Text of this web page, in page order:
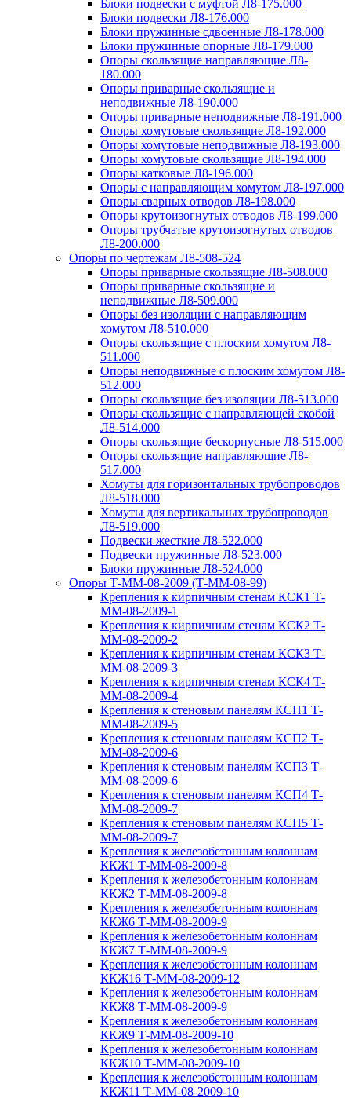
Блоки подвески с муфтой Л8-175.000
Блоки подвески Л8-176.000
Блоки пружинные сдвоенные Л8-178.000
Блоки пружинные опорные Л8-179.000
Опоры скользящие направляющие Л8-
180.000
Опоры приварные скользящие и
неподвижные Л8-190.000
Опоры приварные неподвижные Л8-191.000
Опоры хомутовые скользящие Л8-192.000
Опоры хомутовые неподвижные Л8-193.000
Опоры хомутовые скользящие Л8-194.000
Опоры катковые Л8-196.000
Опоры с направляющим хомутом Л8-197.000
Опоры сварных отводов Л8-198.000
Опоры крутоизогнутых отводов Л8-199.000
Опоры трубчатые крутоизогнутых отводов
Л8-200.000
Опоры по чертежам Л8-508-524
Опоры приварные скользящие Л8-508.000
Опоры приварные скользящие и
неподвижные Л8-509.000
Опоры без изоляции с направляющим
хомутом Л8-510.000
Опоры скользящие с плоским хомутом Л8-
511.000
Опоры неподвижные с плоским хомутом Л8-
512.000
Опоры скользящие без изоляции Л8-513.000
Опоры скользящие с направляющей скобой
Л8-514.000
Опоры скользящие бескорпусные Л8-515.000
Опоры скользящие направляющие Л8-
517.000
Хомуты для горизонтальных трубопроводов
Л8-518.000
Хомуты для вертикальных трубопроводов
Л8-519.000
Подвески жесткие Л8-522.000
Подвески пружинные Л8-523.000
Блоки пружинные Л8-524.000
Опоры Т-ММ-08-2009 (Т-ММ-08-99)
Крепления к кирпичным стенам КСК1 Т-
ММ-08-2009-1
Крепления к кирпичным стенам КСК2 Т-
ММ-08-2009-2
Крепления к кирпичным стенам КСК3 Т-
ММ-08-2009-3
Крепления к кирпичным стенам КСК4 Т-
ММ-08-2009-4
Крепления к стеновым панелям КСП1 Т-
ММ-08-2009-5
Крепления к стеновым панелям КСП2 Т-
ММ-08-2009-6
Крепления к стеновым панелям КСП3 Т-
ММ-08-2009-6
Крепления к стеновым панелям КСП4 Т-
ММ-08-2009-7
Крепления к стеновым панелям КСП5 Т-
ММ-08-2009-7
Крепления к железобетонным колоннам
ККЖ1 Т-ММ-08-2009-8
Крепления к железобетонным колоннам
ККЖ2 Т-ММ-08-2009-8
Крепления к железобетонным колоннам
ККЖ6 Т-ММ-08-2009-9
Крепления к железобетонным колоннам
ККЖ7 Т-ММ-08-2009-9
Крепления к железобетонным колоннам
ККЖ16 Т-ММ-08-2009-12
Крепления к железобетонным колоннам
ККЖ8 Т-ММ-08-2009-9
Крепления к железобетонным колоннам
ККЖ9 Т-ММ-08-2009-10
Крепления к железобетонным колоннам
ККЖ10 Т-ММ-08-2009-10
Крепления к железобетонным колоннам
ККЖ11 Т-ММ-08-2009-10